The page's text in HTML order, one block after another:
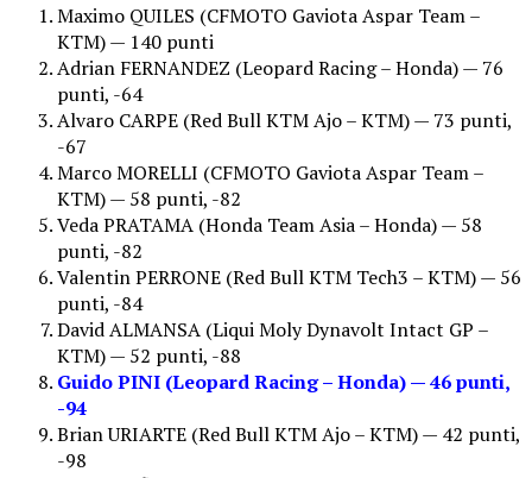
Maximo QUILES (CFMOTO Gaviota Aspar Team –
KTM) — 140 punti
Adrian FERNANDEZ (Leopard Racing – Honda) — 76
punti, -64
Alvaro CARPE (Red Bull KTM Ajo – KTM) — 73 punti,
-67
Marco MORELLI (CFMOTO Gaviota Aspar Team –
KTM) — 58 punti, -82
Veda PRATAMA (Honda Team Asia – Honda) — 58
punti, -82
Valentin PERRONE (Red Bull KTM Tech3 – KTM) — 56
punti, -84
David ALMANSA (Liqui Moly Dynavolt Intact GP –
KTM) — 52 punti, -88
Guido PINI (Leopard Racing – Honda) — 46 punti,
-94
Brian URIARTE (Red Bull KTM Ajo – KTM) — 42 punti,
-98